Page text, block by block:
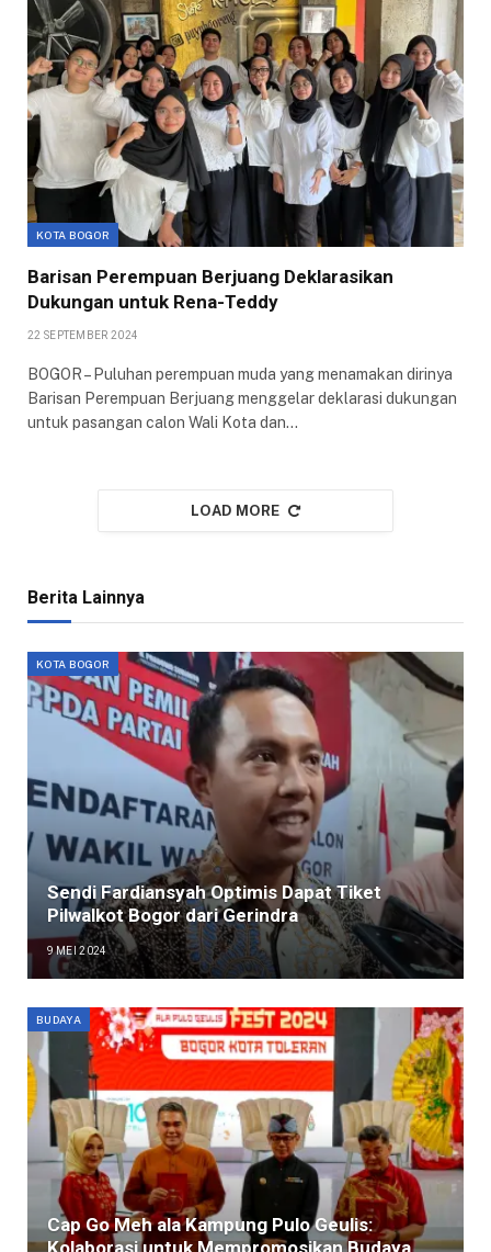
KOTA BOGOR
Barisan Perempuan Berjuang Deklarasikan
Dukungan untuk Rena-Teddy
22 SEPTEMBER 2024
BOGOR – Puluhan perempuan muda yang menamakan dirinya
Barisan Perempuan Berjuang menggelar deklarasi dukungan
untuk pasangan calon Wali Kota dan…
LOAD MORE
Berita Lainnya
KOTA BOGOR
Sendi Fardiansyah Optimis Dapat Tiket
Pilwalkot Bogor dari Gerindra
9 MEI 2024
BUDAYA
Cap Go Meh ala Kampung Pulo Geulis: